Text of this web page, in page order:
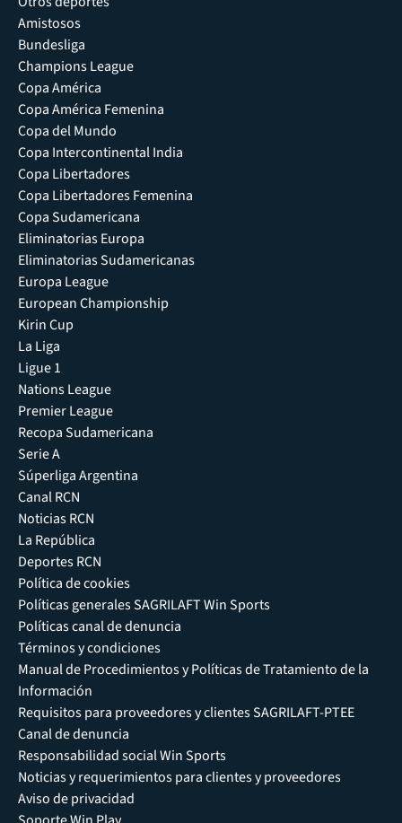
Amistosos
Bundesliga
Champions League
Copa América
Copa América Femenina
Copa del Mundo
Copa Intercontinental India
Copa Libertadores
Copa Libertadores Femenina
Copa Sudamericana
Eliminatorias Europa
Eliminatorias Sudamericanas
Europa League
European Championship
Kirin Cup
La Liga
Ligue 1
Nations League
Premier League
Recopa Sudamericana
Serie A
Súperliga Argentina
Canal RCN
Noticias RCN
La República
Deportes RCN
Política de cookies
Políticas generales SAGRILAFT Win Sports
Políticas canal de denuncia
Términos y condiciones
Manual de Procedimientos y Políticas de Tratamiento de la
Información
Requisitos para proveedores y clientes SAGRILAFT-PTEE
Canal de denuncia
Responsabilidad social Win Sports
Noticias y requerimientos para clientes y proveedores
Aviso de privacidad